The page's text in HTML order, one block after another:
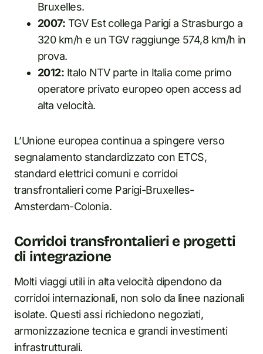
Bruxelles.
2007: TGV Est collega Parigi a Strasburgo a
320 km/h e un TGV raggiunge 574,8 km/h in
prova.
2012: Italo NTV parte in Italia come primo
operatore privato europeo open access ad
alta velocità.
L’Unione europea continua a spingere verso
segnalamento standardizzato con ETCS,
standard elettrici comuni e corridoi
transfrontalieri come Parigi-Bruxelles-
Amsterdam-Colonia.
Corridoi transfrontalieri e progetti
di integrazione
Molti viaggi utili in alta velocità dipendono da
corridoi internazionali, non solo da linee nazionali
isolate. Questi assi richiedono negoziati,
armonizzazione tecnica e grandi investimenti
infrastrutturali.